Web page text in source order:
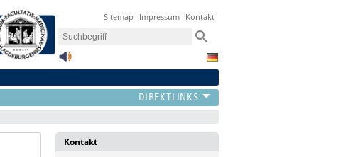
Sitemap Impressum Kontakt
Kontakt